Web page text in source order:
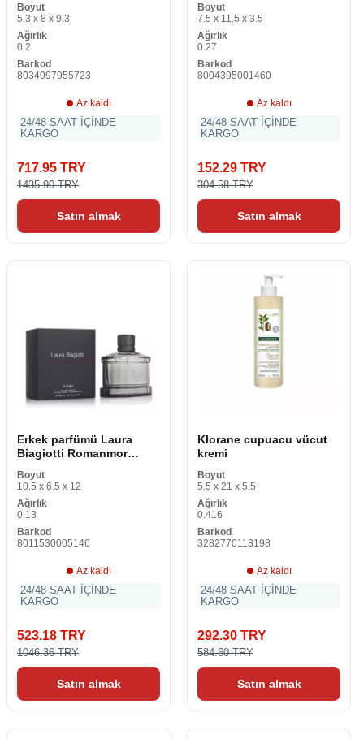
adet)
Boyut
5.3 x 8 x 9.3
Ağırlık
0.2
Barkod
8034097955723
Az kaldı
24/48 SAAT İÇİNDE
KARGO
717.95 TRY
1435.90 TRY
Satın almak
Boyut
7.5 x 11.5 x 3.5
Ağırlık
0.27
Barkod
8004395001460
Az kaldı
24/48 SAAT İÇİNDE
KARGO
152.29 TRY
304.58 TRY
Satın almak
Erkek parfümü Laura
Biagiotti Romanmor
Boyut
10.5 x 6.5 x 12
Ağırlık
0.13
Barkod
8011530005146
Az kaldı
24/48 SAAT İÇİNDE
KARGO
523.18 TRY
1046.36 TRY
Satın almak
Klorane cupuacu vücut
kremi
Boyut
5.5 x 21 x 5.5
Ağırlık
0.416
Barkod
3282770113198
Az kaldı
24/48 SAAT İÇİNDE
KARGO
292.30 TRY
584.60 TRY
Satın almak